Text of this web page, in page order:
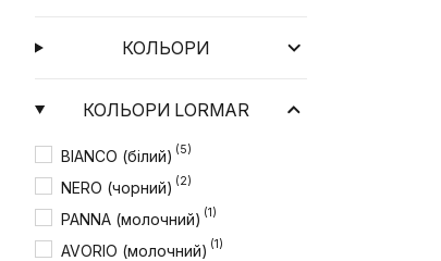
КОЛЬОРИ
КОЛЬОРИ LORMAR
BIANCO (білий) (5)
NERO (чорний) (2)
PANNA (молочний) (1)
AVORIO (молочний) (1)